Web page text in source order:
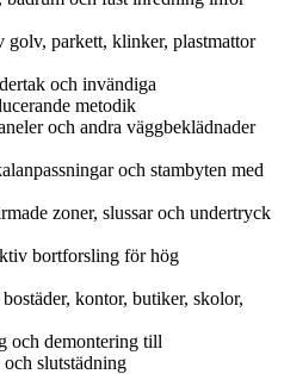
parkett, klinker, plastmattor
och invändiga
metodik
och andra väggbeklädnader
och stambyten med
zoner, slussar och undertryck
bortforsling för hög
kontor, butiker, skolor,
och demontering till
slutstädning